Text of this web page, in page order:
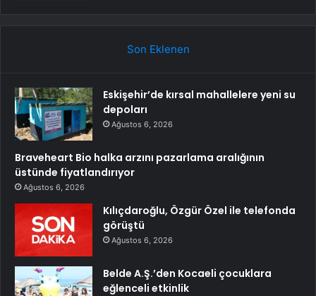
Son Eklenen
Eskişehir’de kırsal mahallelere yeni su
depoları
Ağustos 6, 2026
Braveheart Bio halka arzını pazarlama aralığının
üstünde fiyatlandırıyor
Ağustos 6, 2026
Kılıçdaroğlu, Özgür Özel ile telefonda
görüştü
Ağustos 6, 2026
Belde A.Ş.’den Kocaeli çocuklara
eğlenceli etkinlik